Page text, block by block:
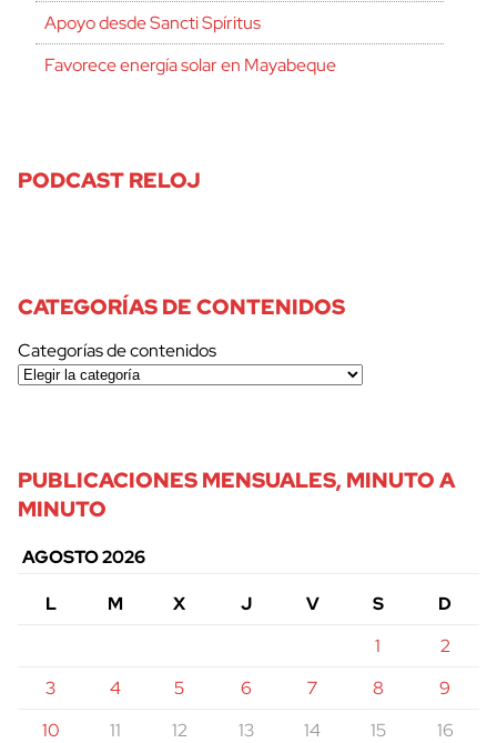
Apoyo desde Sancti Spíritus
Favorece energía solar en Mayabeque
PODCAST RELOJ
CATEGORÍAS DE CONTENIDOS
Categorías de contenidos
PUBLICACIONES MENSUALES, MINUTO A
MINUTO
AGOSTO 2026
L
M X J V S
D
1
2
3
4 5 6 7 8
9
10
11 12 13 14 15
16